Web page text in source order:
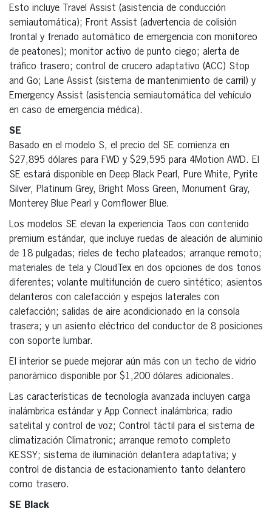
Esto incluye Travel Assist (asistencia de conducción
semiautomática); Front Assist (advertencia de colisión
frontal y frenado automático de emergencia con monitoreo
de peatones); monitor activo de punto ciego; alerta de
tráfico trasero; control de crucero adaptativo (ACC) Stop
and Go; Lane Assist (sistema de mantenimiento de carril) y
Emergency Assist (asistencia semiautomática del vehículo
en caso de emergencia médica).
SE
Basado en el modelo S, el precio del SE comienza en
$27,895 dólares para FWD y $29,595 para 4Motion AWD. El
SE estará disponible en Deep Black Pearl, Pure White, Pyrite
Silver, Platinum Grey, Bright Moss Green, Monument Gray,
Monterey Blue Pearl y Cornflower Blue.
Los modelos SE elevan la experiencia Taos con contenido
premium estándar, que incluye ruedas de aleación de aluminio
de 18 pulgadas; rieles de techo plateados; arranque remoto;
materiales de tela y CloudTex en dos opciones de dos tonos
diferentes; volante multifunción de cuero sintético; asientos
delanteros con calefacción y espejos laterales con
calefacción; salidas de aire acondicionado en la consola
trasera; y un asiento eléctrico del conductor de 8 posiciones
con soporte lumbar.
El interior se puede mejorar aún más con un techo de vidrio
panorámico disponible por $1,200 dólares adicionales.
Las características de tecnología avanzada incluyen carga
inalámbrica estándar y App Connect inalámbrica; radio
satelital y control de voz; Control táctil para el sistema de
climatización Climatronic; arranque remoto completo
KESSY; sistema de iluminación delantera adaptativa; y
control de distancia de estacionamiento tanto delantero
como trasero.
SE Black